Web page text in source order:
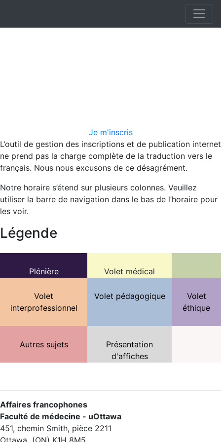
Je m'inscris
L’outil de gestion des inscriptions et de publication internet
ne prend pas la charge complète de la traduction vers le
français. Nous nous excusons de ce désagrément.
Notre horaire s’étend sur plusieurs colonnes. Veuillez
utiliser la barre de navigation dans le bas de l’horaire pour
les voir.
Légende
Plénière Volet médical
Volet
interprofessionnel
Volet pédagogique
Volet
éthique
Autres sujets
Présentation
d'affiches
Affaires francophones
Faculté de médecine - uOttawa
451, chemin Smith, pièce 2211
Ottawa (ON) K1H 8M5